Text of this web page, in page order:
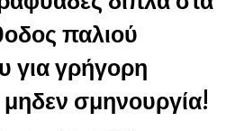
παλιού
για γρήγορη
σμηνουργία!